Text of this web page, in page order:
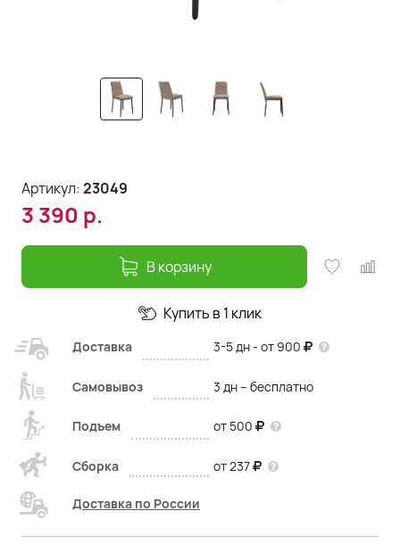
Артикул:23049
3 390 р.
В корзину
Купить в 1 клик
Доставка 3-5 дн - от 900
Самовывоз 3 дн – бесплатно
Подъем от 500
Сборка от 237
Доставка по России